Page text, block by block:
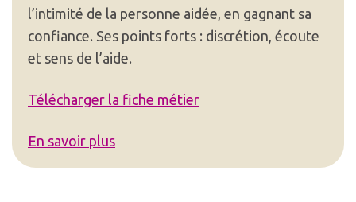
l’intimité de la personne aidée, en gagnant sa
confiance. Ses points forts : discrétion, écoute
et sens de l’aide.
Télécharger la fiche métier
En savoir plus